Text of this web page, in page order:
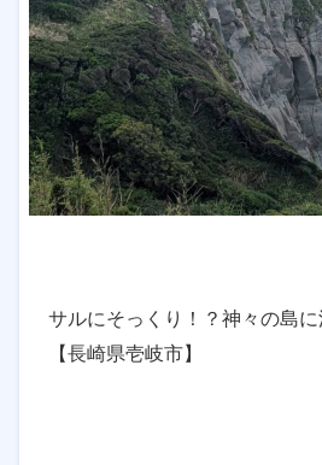
サルにそっくり！？神々の島に
【長崎県壱岐市】